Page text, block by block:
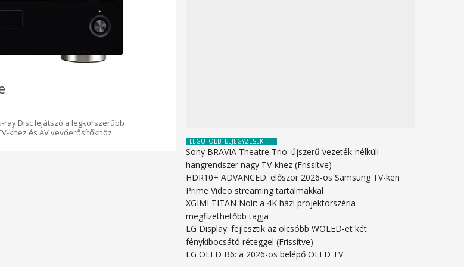
ray Disc lejátszó a legkorszerűbb
khez és AV vevőerősítőkhöz.
LEGUTÓBBI BEJEGYZÉSEK
Sony BRAVIA Theatre Trio: újszerű vezeték-nélküli
hangrendszer nagy TV-khez (Frissítve)
HDR10+ ADVANCED: először 2026-os Samsung TV-ken
Prime Video streaming tartalmakkal
XGIMI TITAN Noir: a 4K házi projektorszéria
megfizethetőbb tagja
LG Display: fejlesztik az olcsóbb WOLED-et két
fénykibocsátó réteggel (Frissítve)
LG OLED B6: a 2026-os belépő OLED TV